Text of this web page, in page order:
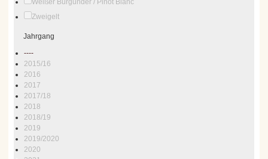
Weißer Burgunder / Pinot Blanc
Zweigelt
Jahrgang
----
2015/16
2016
2017
2017/18
2018
2018/19
2019
2019/2020
2020